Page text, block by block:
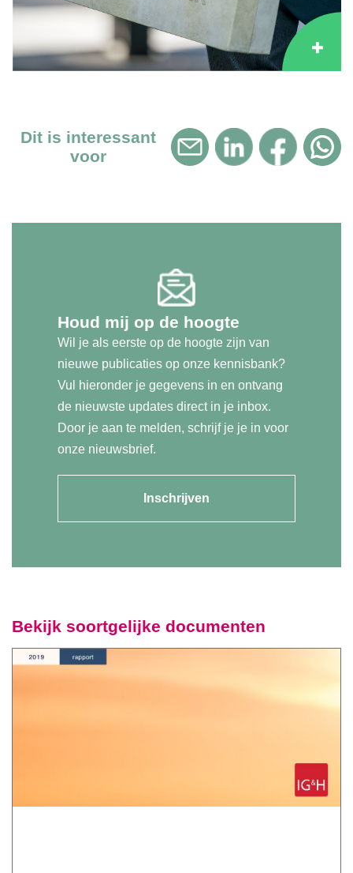
Dit is interessant
voor
Houd mij op de hoogte
Wil je als eerste op de hoogte zijn van
nieuwe publicaties op onze kennisbank?
Vul hieronder je gegevens in en ontvang
de nieuwste updates direct in je inbox.
Door je aan te melden, schrijf je je in voor
onze nieuwsbrief.
Inschrijven
Bekijk soortgelijke documenten